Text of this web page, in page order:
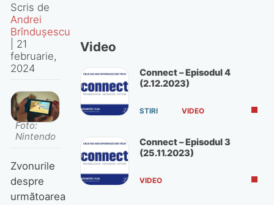
Scris de
Andrei
Brîndușescu
21
februarie,
2024
Foto:
Nintendo
Zvonurile
despre
următoarea
Video
Connect – Episodul 4
(2.12.2023)
STIRI VIDEO
Connect – Episodul 3
(25.11.2023)
VIDEO